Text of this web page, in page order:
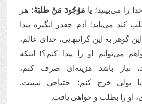
را مى‌‌بینید؛ يا مَوْجُودَ مَنْ طلبَهُ؛ هر
مى‌‌یابد! آدم چقدر انگیزه پیدا
گوهر به این گرانبهایى، خداى عالم،
مى‌‌توانم او را پیدا كنم؟! اینکه
نیاز باشد هزینه‌‌اى صرف كنم،
پولى خرج كنم؛ احتیاجى نیست.
او را بطلب و خواهى یافت.